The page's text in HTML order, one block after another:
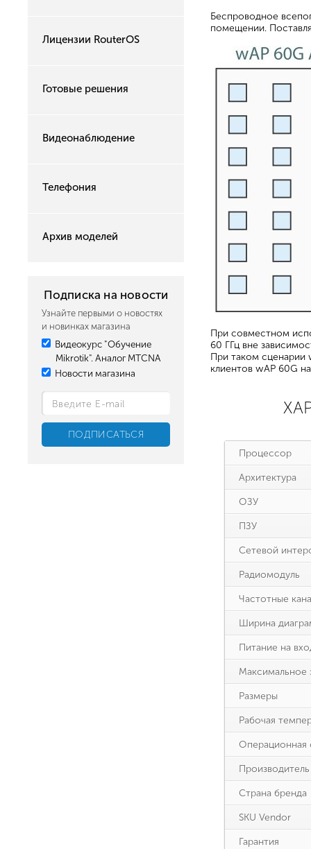
Лицензии RouterOS
Готовые решения
Видеонаблюдение
Телефония
Архив моделей
Подписка на новости
Узнайте первыми о новостях
и новинках магазина
Видеокурс "Обучение
Mikrotik". Аналог MTCNA
Новости магазина
Беспроводное
помещении.
При совместном
60 ГГц вне
При таком сценарии
клиентов wAP 60G
Процессор
Архитектура
ОЗУ
ПЗУ
Сетевой
Радиомодуль
Частотные
Ширина
Питание на
Максимальное
Размеры
Рабочая
Операционная
Производитель
Страна бренда
SKU Vendor
Гарантия